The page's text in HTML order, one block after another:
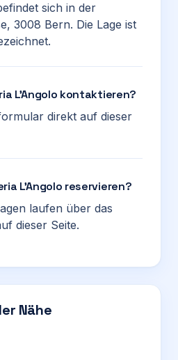
sich in der
3008 Bern. Die Lage ist
L’Angolo kontaktieren?
direkt auf dieser
L’Angolo reservieren?
laufen über das
dieser Seite.
Nähe